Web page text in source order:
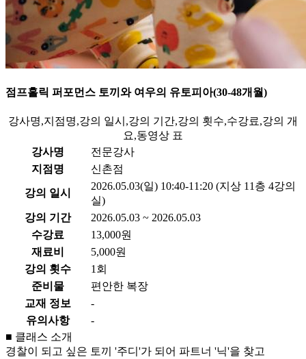
점프홀릭 퍼포먼스 토끼와 여우의 유토피아(30-48개월)
강사명,지점명,강의 일시,강의 기간,강의 횟수,수강료,강의 개
요,동영상 표
강사명
전문강사
지점명
신촌점
강의 일시
2026.05.03(일) 10:40-11:20 (지상 11층 4강의
실)
강의 기간
2026.05.03 ~ 2026.05.03
수강료
13,000원
재료비
5,000원
강의 횟수
1회
준비물
편안한 복장
교재 정보
-
유의사항
-
■ 클래스 소개
경찰이 되고 싶은 토끼 '주디'가 되어 파트너 '닉'을 찾고